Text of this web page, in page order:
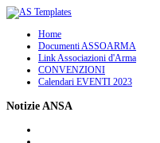
Home
Documenti ASSOARMA
Link Associazioni d'Arma
CONVENZIONI
Calendari EVENTI 2023
Notizie ANSA